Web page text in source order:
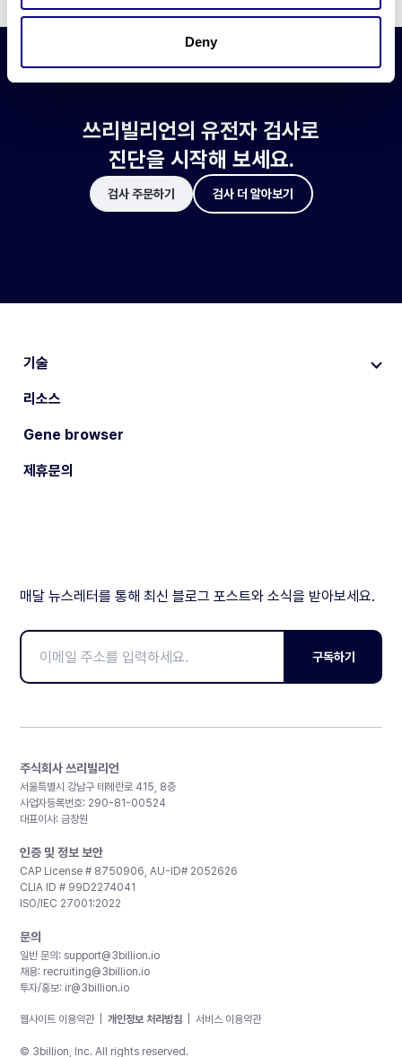
Deny
쓰리빌리언의 유전자 검사로
진단을 시작해 보세요.
검사 주문하기 검사 더 알아보기
기술
리소스
Gene browser
제휴문의
매달 뉴스레터를 통해 최신 블로그 포스트와 소식을 받아보세요.
구독하기
주식회사 쓰리빌리언
서울특별시 강남구 테헤란로 415, 8층
사업자등록번호: 290-81-00524
대표이사: 금창원
인증 및 정보 보안
CAP License # 8750906, AU-ID# 2052626
CLIA ID # 99D2274041
ISO/IEC 27001:2022
문의
일반 문의: support@3billion.io
채용: recruiting@3billion.io
투자/홍보: ir@3billion.io
웹사이트 이용약관 개인정보 처리방침 서비스 이용약관
© 3billion, Inc. All rights reserved.